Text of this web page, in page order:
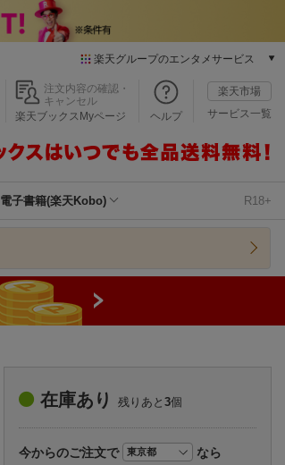
楽天グループのエンタメサービス
本/ゲーム/CD/DVD
楽天ブックス
楽天Kobo
楽天チケット
エンタメニュース
推し楽
注文内容の確認・
キャンセル
楽天ブックスMyページ
ヘルプ
楽天市場
サービス一覧
電子書籍(楽天Kobo) R18+
在庫あり 残りあと 3個
今からのご注文で
なら